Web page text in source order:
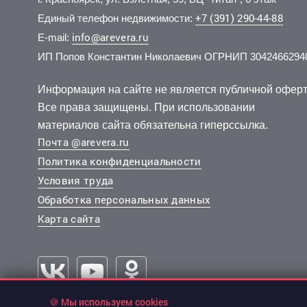
3 800 000 руб. 120 635 руб./м2
1-комн. 31.5 м 1 эт. из 5
Ленинский, Энергетиков улица 32
3 999
1-комн.
6 300 000 руб. 102 773 руб./м2
3-комн. 61.3 м 2 эт. из 5
Кировский, Новая улица 60
6 200
4-комн.
Единый телефон недвижимости: +7 (391) 290-44-88
E-mail: info@arevera.ru
ИП Попов Константин Николаевич ОГРНИП
Информация на сайте не является публичной
Все права защищены. При использовании
материалов сайта обязательна гиперссылка.
Почта @arevera.ru
Политика конфиденциальности
Условия труда
Обработка персональных данных
Карта сайта
🍪 Мы используем cookies